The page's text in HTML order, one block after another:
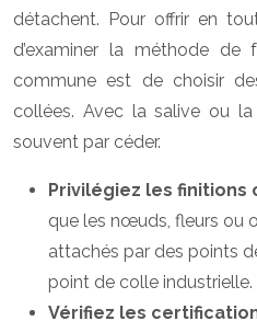
détachent. Pour offrir en
d’examiner la méthode de
commune est de choisir
collées. Avec la salive ou
souvent par céder.
Privilégiez les finitions
que les nœuds, fleurs ou
attachés par des points
point de colle industrielle.
Vérifiez les